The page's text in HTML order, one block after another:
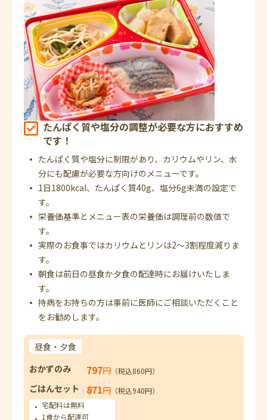
たんぱく質や塩分の調整が必要な方におすすめ
です！
たんぱく質や塩分に制限があり、カリウムやリン、水
分にも配慮が必要な方向けのメニューです。
1日1800kcal、たんぱく質40g、塩分6g未満の設定で
す。
栄養価基準とメニュー表の栄養価は調理前の数値で
す。
実際のお食事ではカリウムとリンは2～3割程度減りま
す。
朝食は前日の昼食か夕食の配達時にお届けいたしま
す。
持病をお持ちの方は事前に医師にご相談いただくこと
をお勧めします。
昼食・夕食
おかずのみ
797円 （税込860円）
ごはんセット 871円 （税込940円）
宅配料は無料
1食から配達可